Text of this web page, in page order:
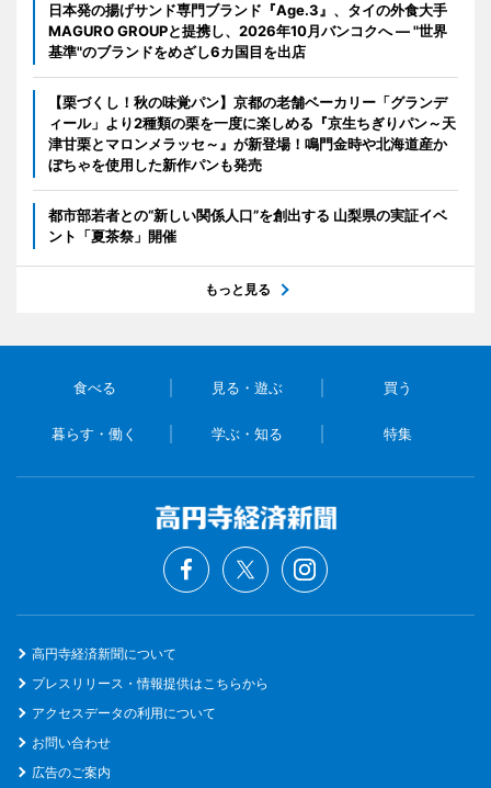
日本発の揚げサンド専門ブランド『Age.3』、タイの外食大手
MAGURO GROUPと提携し、2026年10月バンコクへ ― "世界
基準"のブランドをめざし6カ国目を出店
【栗づくし！秋の味覚パン】京都の老舗ベーカリー「グランデ
ィール」より2種類の栗を一度に楽しめる『京生ちぎりパン～天
津甘栗とマロンメラッセ～』が新登場！鳴門金時や北海道産か
ぼちゃを使用した新作パンも発売
都市部若者との“新しい関係人口”を創出する 山梨県の実証イベ
ント「夏茶祭」開催
もっと見る
食べる 見る・遊ぶ 買う
暮らす・働く 学ぶ・知る 特集
高円寺経済新聞について
プレスリリース・情報提供はこちらから
アクセスデータの利用について
お問い合わせ
広告のご案内